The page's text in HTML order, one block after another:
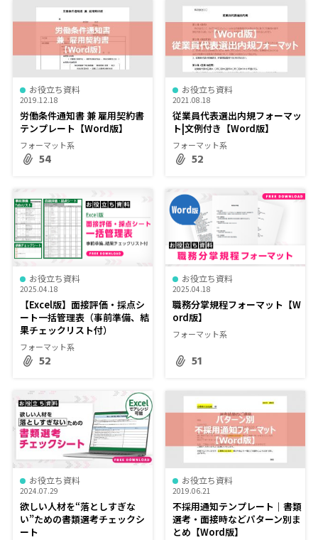
お役立ち資料
2019.12.18
労働条件通知書 兼 雇用契約書
テンプレート【Word版】
フォーマット系
54
お役立ち資料
2021.08.18
従業員代表選出内規フォーマッ
ト|文例付き【Word版】
フォーマット系
52
お役立ち資料
2025.04.18
【Excel版】面接評価・採点シ
ート一括管理表（事前準備、結
果チェックリスト付）
フォーマット系
52
お役立ち資料
2025.04.18
職務分掌規程フォーマット【W
ord版】
フォーマット系
51
お役立ち資料
2024.07.29
欲しい人材を“落としすぎな
い”ための書類選考チェックシ
ート
お役立ち資料
2019.06.21
不採用通知テンプレート｜書類
選考・面接時などパターン別ま
とめ【Word版】